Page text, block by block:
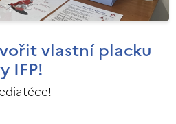
vlastní placku
IFP!